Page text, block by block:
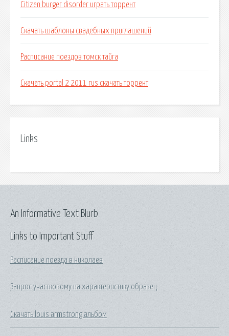
Citizen burger disorder играть торрент
Скачать шаблоны свадебных приглашений
Расписание поездов томск тайга
Скачать portal 2 2011 rus скачать торрент
Links
Links to Important Stuff
Расписание поезда в николаев
Запрос участковому на характеристику образец
Скачать louis armstrong альбом
An Informative Text Blurb